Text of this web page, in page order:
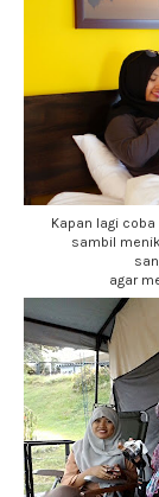
Kapan lagi
sambil
agar